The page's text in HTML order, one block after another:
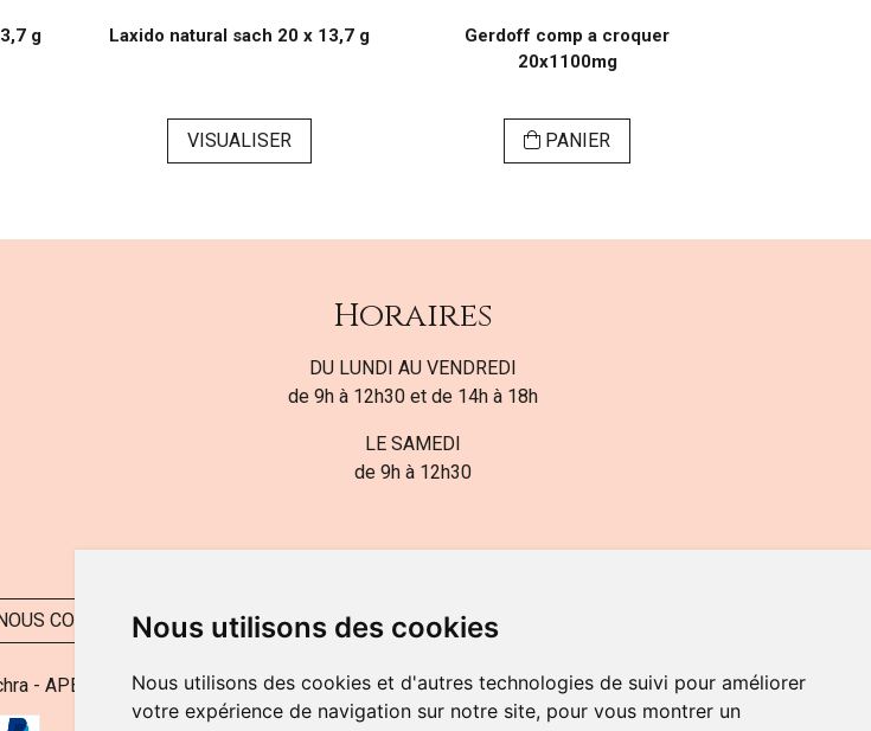
Nous utilisons des cookies
Nous utilisons des cookies et d'autres technologies de suivi pour améliorer
votre expérience de navigation sur notre site, pour vous montrer un
g Laxido natural sach 20 x 13,7 g
VISUALISER
Gerdoff comp a croquer
20x1100mg
PANIER
Horaires
DU LUNDI AU VENDREDI
de 9h à 12h30 et de 14h à 18h
LE SAMEDI
de 9h à 12h30
CONTACTER
- APB 521704 - N° Entreprise BE0882-700-592